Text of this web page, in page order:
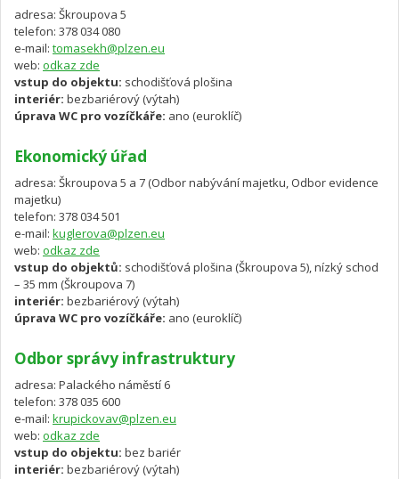
adresa: Škroupova 5
telefon: 378 034 080
e-mail: tomasekh@plzen.eu
web: odkaz zde
vstup do objektu: schodišťová plošina
interiér: bezbariérový (výtah)
úprava WC pro vozíčkáře: ano (euroklíč)
Ekonomický úřad
adresa: Škroupova 5 a 7 (Odbor nabývání majetku, Odbor evidence
majetku)
telefon: 378 034 501
e-mail: kuglerova@plzen.eu
web: odkaz zde
vstup do objektů: schodišťová plošina (Škroupova 5), nízký schod
– 35 mm (Škroupova 7)
interiér: bezbariérový (výtah)
úprava WC pro vozíčkáře: ano (euroklíč)
Odbor správy infrastruktury
adresa: Palackého náměstí 6
telefon: 378 035 600
e-mail: krupickovav@plzen.eu
web: odkaz zde
vstup do objektu: bez bariér
interiér: bezbariérový (výtah)